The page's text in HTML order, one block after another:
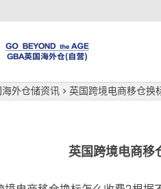
外仓储资讯 英国跨境电商移仓换
英国跨境电商移